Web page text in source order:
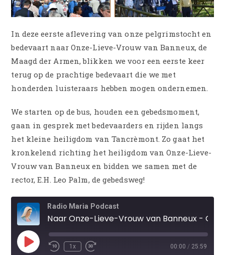
In deze eerste aflevering van onze pelgrimstocht en
bedevaart naar Onze-Lieve-Vrouw van Banneux, de
Maagd der Armen, blikken we voor een eerste keer
terug op de prachtige bedevaart die we met
honderden luisteraars hebben mogen ondernemen.
We starten op de bus, houden een gebedsmoment,
gaan in gesprek met bedevaarders en rijden langs
het kleine heiligdom van Tancrèmont. Zo gaat het
kronkelend richting het heiligdom van Onze-Lieve-
Vrouw van Banneux en bidden we samen met de
rector, E.H. Leo Palm, de gebedsweg!
Radio Maria Podcast
1x 00:00 / 25:59